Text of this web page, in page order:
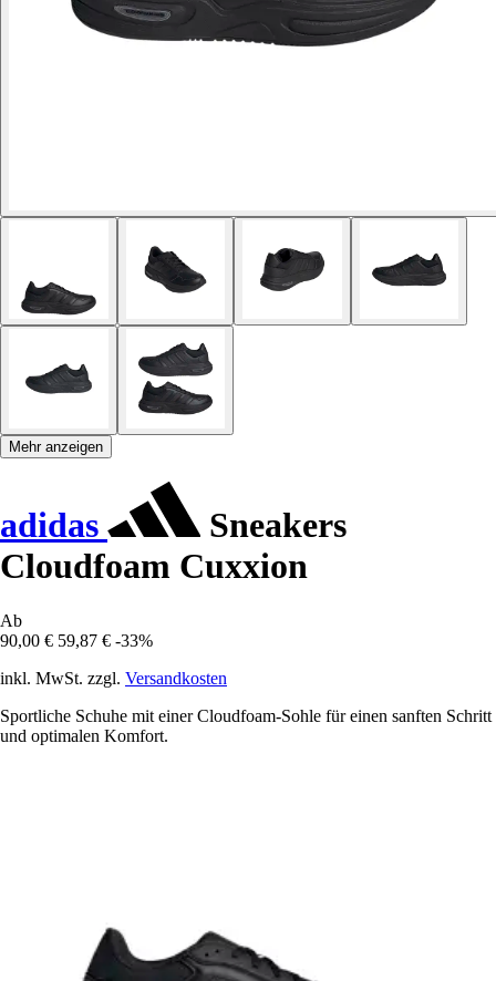
Mehr anzeigen
adidas
Sneakers
Cloudfoam Cuxxion
Ab
90,00 € 59,87 € -33%
inkl. MwSt. zzgl. Versandkosten
Sportliche Schuhe mit einer Cloudfoam-Sohle für einen sanften Schritt
und optimalen Komfort.